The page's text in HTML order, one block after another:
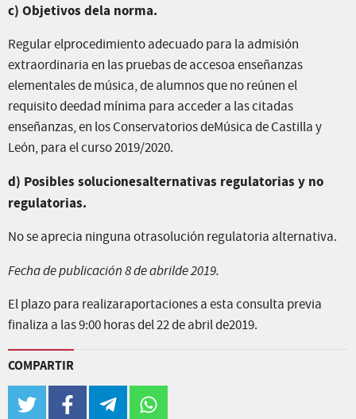
c) Objetivos dela norma.
Regular elprocedimiento adecuado para la admisión
extraordinaria en las pruebas de accesoa enseñanzas
elementales de música, de alumnos que no reúnen el
requisito deedad mínima para acceder a las citadas
enseñanzas, en los Conservatorios deMúsica de Castilla y
León, para el curso 2019/2020.
d) Posibles solucionesalternativas regulatorias y no
regulatorias.
No se aprecia ninguna otrasolución regulatoria alternativa.
Fecha de publicación 8 de abrilde 2019.
El plazo para realizaraportaciones a esta consulta previa
finaliza a las 9:00 horas del 22 de abril de2019.
COMPARTIR
twitter facebook telegram